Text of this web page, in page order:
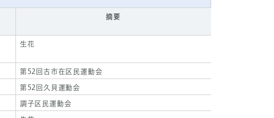
摘要
生花
第52回古市在区民運動会
第52回久貝運動会
調子区民運動会